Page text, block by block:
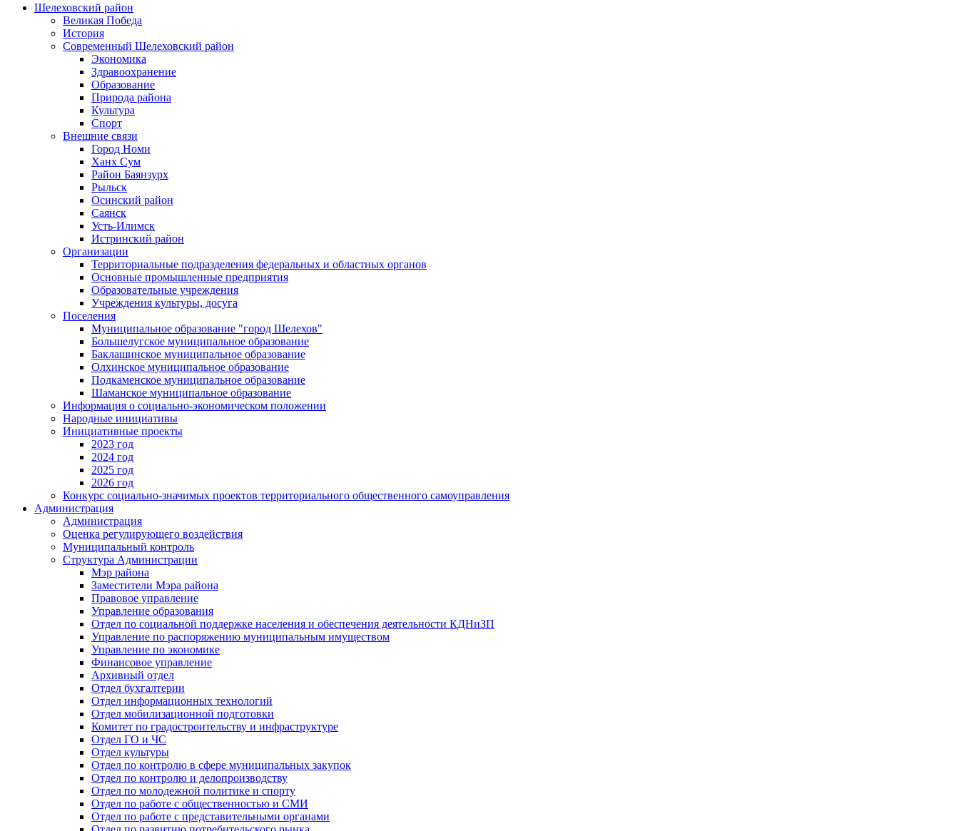
Шелеховский район
Великая Победа
История
Современный Шелеховский район
Экономика
Здравоохранение
Образование
Природа района
Культура
Спорт
Внешние связи
Город Номи
Ханх Сум
Район Баянзурх
Рыльск
Осинский район
Саянск
Усть-Илимск
Истринский район
Организации
Территориальные подразделения федеральных и областных органов
Основные промышленные предприятия
Образовательные учреждения
Учреждения культуры, досуга
Поселения
Муниципальное образование "город Шелехов"
Большелугское муниципальное образование
Баклашинское муниципальное образование
Олхинское муниципальное образование
Подкаменское муниципальное образование
Шаманское муниципальное образование
Информация о социально-экономическом положении
Народные инициативы
Инициативные проекты
2023 год
2024 год
2025 год
2026 год
Конкурс социально-значимых проектов территориального общественного самоуправления
Администрация
Администрация
Оценка регулирующего воздействия
Муниципальный контроль
Структура Администрации
Мэр района
Заместители Мэра района
Правовое управление
Управление образования
Отдел по социальной поддержке населения и обеспечения деятельности КДНиЗП
Управление по распоряжению муниципальным имуществом
Управление по экономике
Финансовое управление
Архивный отдел
Отдел бухгалтерии
Отдел информационных технологий
Отдел мобилизационной подготовки
Комитет по градостроительству и инфраструктуре
Отдел ГО и ЧС
Отдел культуры
Отдел по контролю в сфере муниципальных закупок
Отдел по контролю и делопроизводству
Отдел по молодежной политике и спорту
Отдел по работе с общественностью и СМИ
Отдел по работе с представительными органами